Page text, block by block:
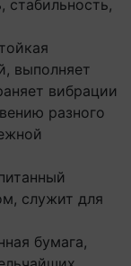
выполняет
вибрации
разного
служит для
бумага,